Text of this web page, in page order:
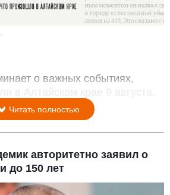
о важных событиях,
в Алтайском крае 9 августа.
Читать полностью
авторитетно заявил о
до 150 лет